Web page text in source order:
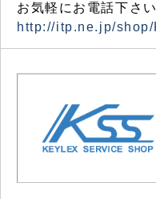
お気軽にお電話下さい
http://itp.ne.jp/